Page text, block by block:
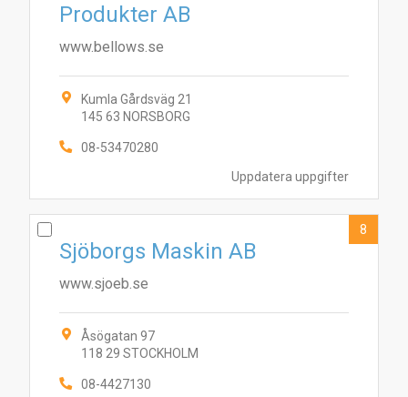
Uppdatera uppgifter
Produkter AB
www.bellows.se
Kumla Gårdsväg 21
145 63 NORSBORG
08-53470280
Sjöborgs Maskin AB
www.sjoeb.se
Åsögatan 97
118 29 STOCKHOLM
08-4427130
8